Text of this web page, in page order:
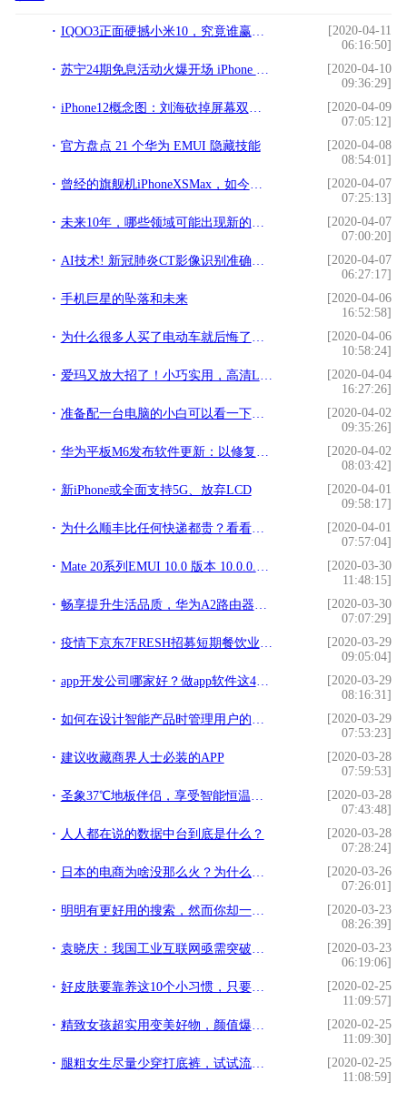
IQOO3正面硬撼小米10，究竟谁赢了？看看这三点你就知道了
[2020-04-11
06:16:50]
苏宁24期免息活动火爆开场 iPhone 11最低每月仅需220元
[2020-04-10
09:36:29]
iPhone12概念图：刘海砍掉屏幕双开孔，后置镜头变了机身个性定制
[2020-04-09
07:05:12]
官方盘点 21 个华为 EMUI 隐藏技能
[2020-04-08
08:54:01]
曾经的旗舰机iPhoneXSMax，如今值得入手吗？买之前先看这三点
[2020-04-07
07:25:13]
未来10年，哪些领域可能出现新的中国首富？
[2020-04-07
07:00:20]
AI技术! 新冠肺炎CT影像识别准确率达96%! 又是阿里巴巴达摩院
[2020-04-07
06:27:17]
手机巨星的坠落和未来
[2020-04-06
16:52:58]
为什么很多人买了电动车就后悔了？内行人：主要因为这4点
[2020-04-06
10:58:24]
爱玛又放大招了！小巧实用，高清LED显示屏，100km续航
[2020-04-04
16:27:26]
准备配一台电脑的小白可以看一下，相信对你有帮助
[2020-04-02
09:35:26]
华为平板M6发布软件更新：以修复BUG为主
[2020-04-02
08:03:42]
新iPhone或全面支持5G、放弃LCD
[2020-04-01
09:58:17]
为什么顺丰比任何快递都贵？看看他们的配置你就懂了
[2020-04-01
07:57:04]
Mate 20系列EMUI 10.0 版本 10.0.0.188 已发布！
[2020-03-30
11:48:15]
畅享提升生活品质，华为A2路由器使用评测：信号覆盖更全面
[2020-03-30
07:07:29]
疫情下京东7FRESH招募短期餐饮业员工满足电商需求
[2020-03-29
09:05:04]
app开发公司哪家好？做app软件这4点必看
[2020-03-29
08:16:31]
如何在设计智能产品时管理用户的期望？
[2020-03-29
07:53:23]
建议收藏商界人士必装的APP
[2020-03-28
07:59:53]
圣象37℃地板伴侣，享受智能恒温的舒适感
[2020-03-28
07:43:48]
人人都在说的数据中台到底是什么？
[2020-03-28
07:28:24]
日本的电商为啥没那么火？为什么东南亚电商状况和日本高度相似？
[2020-03-26
07:26:01]
明明有更好用的搜索，然而你却一直错过
[2020-03-23
08:26:39]
袁晓庆：我国工业互联网亟需突破关键核心技术
[2020-03-23
06:19:06]
好皮肤要靠养这10个小习惯，只要坚持变身素颜女神！
[2020-02-25
11:09:57]
精致女孩超实用变美好物，颜值爆表增加生活幸福感，学生党都心动
[2020-02-25
11:09:30]
腿粗女生尽量少穿打底裤，试试流行的“脚踝裙”，遮肉显瘦又减龄
[2020-02-25
11:08:59]